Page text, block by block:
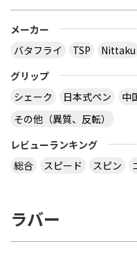
メーカー
バタフライ
TSP Nittaku
グリップ
シェーク
日本式ペン 中
その他（異質、反転）
レビューランキング
総合
スピード スピン
ラバー